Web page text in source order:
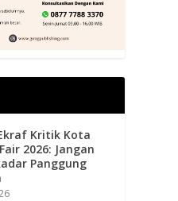
Kritik Kota
2026: Jangan
Panggung